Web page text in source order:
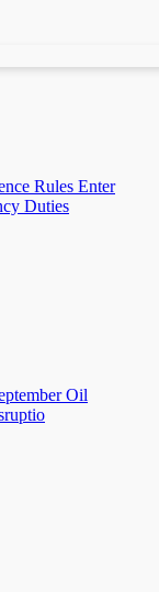
Rules Enter
Duties
Oil